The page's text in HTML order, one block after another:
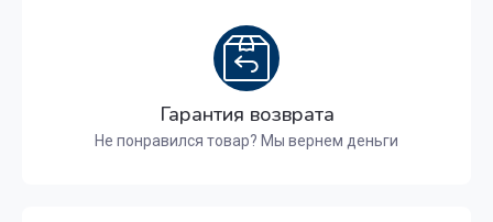
Гарантия возврата
Не понравился товар? Мы вернем деньги